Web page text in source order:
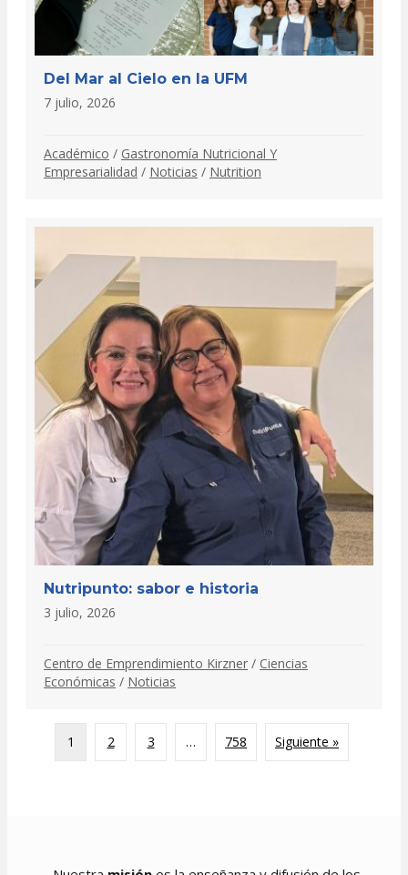
Del Mar al Cielo en la UFM
7 julio, 2026
Académico / Gastronomía Nutricional Y
Empresarialidad / Noticias / Nutrition
Nutripunto: sabor e historia
3 julio, 2026
Centro de Emprendimiento Kirzner / Ciencias
Económicas / Noticias
1 2 3 … 758 Siguiente »